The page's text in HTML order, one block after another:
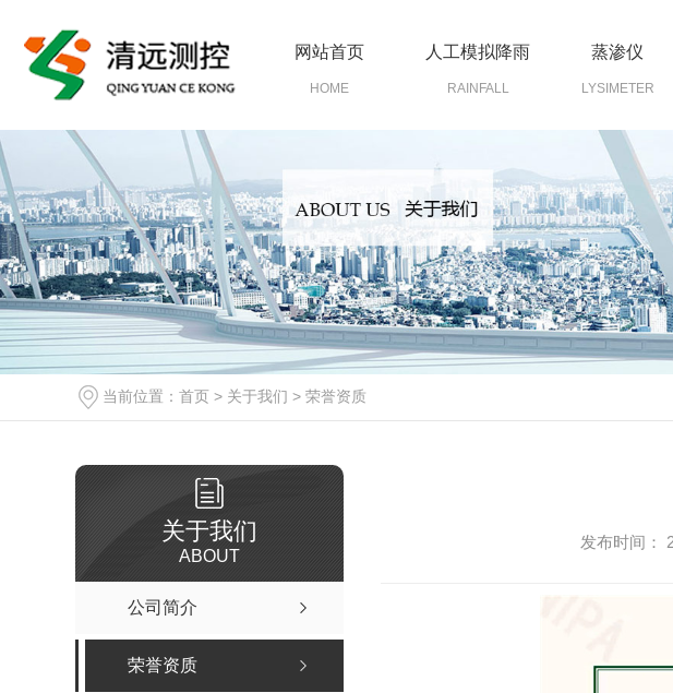
网站首页
HOME
人工模拟降雨
RAINFALL
蒸渗仪
LYSIMETER
当前位置： 首页 > 关于我们 > 荣誉资质
关于我们
ABOUT
公司简介
荣誉资质
发布时间：